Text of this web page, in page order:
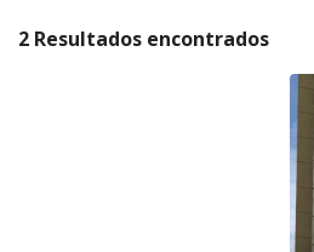
2 Resultados encontrados